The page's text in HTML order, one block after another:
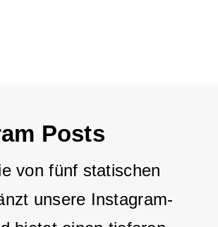
Posts
von fünf statischen
unsere Instagram-